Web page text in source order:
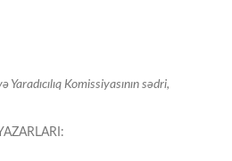
Komissiyasının sədri,